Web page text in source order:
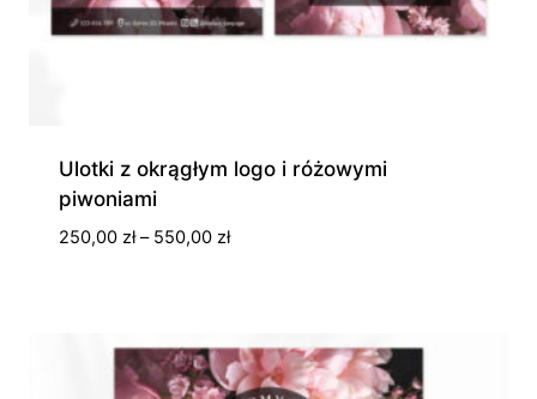
Ulotki z okrągłym logo i różowymi
piwoniami
250,00 zł – 550,00 złZakres
do
550,00 zł